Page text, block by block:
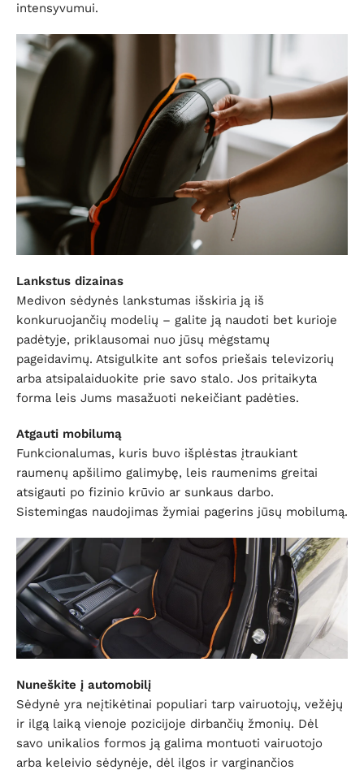
intensyvumui.
Lankstus dizainas
Medivon sėdynės lankstumas išskiria ją iš
konkuruojančių modelių – galite ją naudoti bet kurioje
padėtyje, priklausomai nuo jūsų mėgstamų
pageidavimų. Atsigulkite ant sofos priešais televizorių
arba atsipalaiduokite prie savo stalo. Jos pritaikyta
forma leis Jums masažuoti nekeičiant padėties.
Atgauti mobilumą
Funkcionalumas, kuris buvo išplėstas įtraukiant
raumenų apšilimo galimybę, leis raumenims greitai
atsigauti po fizinio krūvio ar sunkaus darbo.
Sistemingas naudojimas žymiai pagerins jūsų mobilumą.
Nuneškite į automobilį
Sėdynė yra neįtikėtinai populiari tarp vairuotojų, vežėjų
ir ilgą laiką vienoje pozicijoje dirbančių žmonių. Dėl
savo unikalios formos ją galima montuoti vairuotojo
arba keleivio sėdynėje, dėl ilgos ir varginančios